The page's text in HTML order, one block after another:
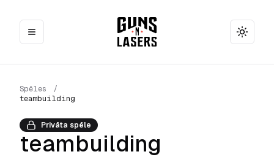
Toggle
Spēles
/
teambuilding
Privāta spēle
teambuilding